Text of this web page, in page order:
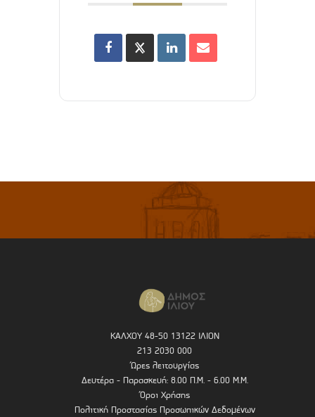
ΚΑΛΧΟΥ 48-50 13122 ΙΛΙΟΝ
213 2030 000
Ώρες λειτουργίας
Δευτέρα - Παρασκευή: 8.00 Π.Μ. - 6.00 Μ.Μ.
Όροι Χρήσης
Πολιτική Προστασίας Προσωπικών Δεδομένων